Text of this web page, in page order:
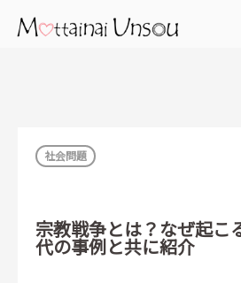
社会問題
宗教戦争とは？なぜ起こ
代の事例と共に紹介